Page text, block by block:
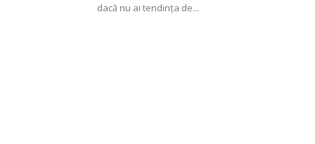
dacă nu ai tendința de...